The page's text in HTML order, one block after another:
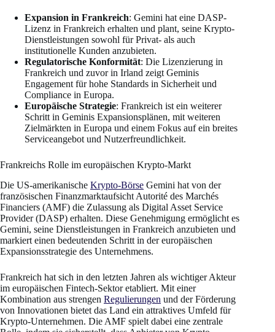
Expansion in Frankreich: Gemini hat eine DASP-
Lizenz in Frankreich erhalten und plant, seine Krypto-
Dienstleistungen sowohl für Privat- als auch
institutionelle Kunden anzubieten.
Regulatorische Konformität: Die Lizenzierung in
Frankreich und zuvor in Irland zeigt Geminis
Engagement für hohe Standards in Sicherheit und
Compliance in Europa.
Europäische Strategie: Frankreich ist ein weiterer
Schritt in Geminis Expansionsplänen, mit weiteren
Zielmärkten in Europa und einem Fokus auf ein breites
Serviceangebot und Nutzerfreundlichkeit.
Frankreichs Rolle im europäischen Krypto-Markt
Die US-amerikanische Krypto-Börse Gemini hat von der
französischen Finanzmarktaufsicht Autorité des Marchés
Financiers (AMF) die Zulassung als Digital Asset Service
Provider (DASP) erhalten. Diese Genehmigung ermöglicht es
Gemini, seine Dienstleistungen in Frankreich anzubieten und
markiert einen bedeutenden Schritt in der europäischen
Expansionsstrategie des Unternehmens.
Frankreich hat sich in den letzten Jahren als wichtiger Akteur
im europäischen Fintech-Sektor etabliert. Mit einer
Kombination aus strengen Regulierungen und der Förderung
von Innovationen bietet das Land ein attraktives Umfeld für
Krypto-Unternehmen. Die AMF spielt dabei eine zentrale